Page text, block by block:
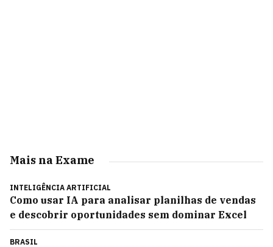
Mais na Exame
INTELIGÊNCIA ARTIFICIAL
Como usar IA para analisar planilhas de vendas
e descobrir oportunidades sem dominar Excel
BRASIL